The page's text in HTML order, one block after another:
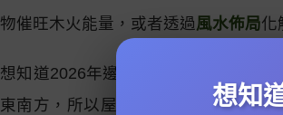
物催旺木火能量，或者透過風水佈局化
想知道2026年邊個
東南方，所以屋企或辦公室嘅東南方
想知